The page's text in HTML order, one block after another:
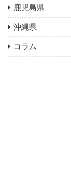
鹿児島県
沖縄県
コラム